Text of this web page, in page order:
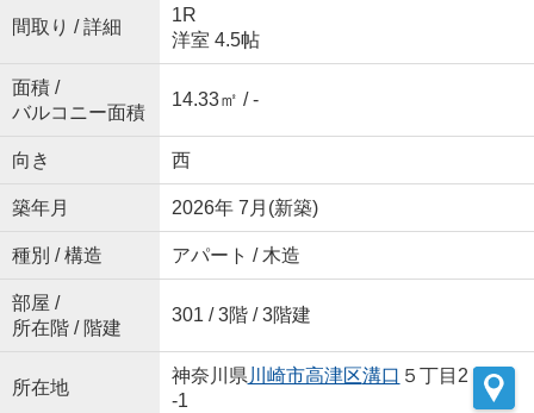
間取り / 詳細
1R
洋室 4.5帖
面積 /
バルコニー面積
14.33㎡ / -
向き 西
築年月 2026年 7月(新築)
種別 / 構造 アパート / 木造
部屋 /
所在階 / 階建
301 / 3階 / 3階建
所在地
神奈川県 川崎市高津区溝口 ５丁目2
-1